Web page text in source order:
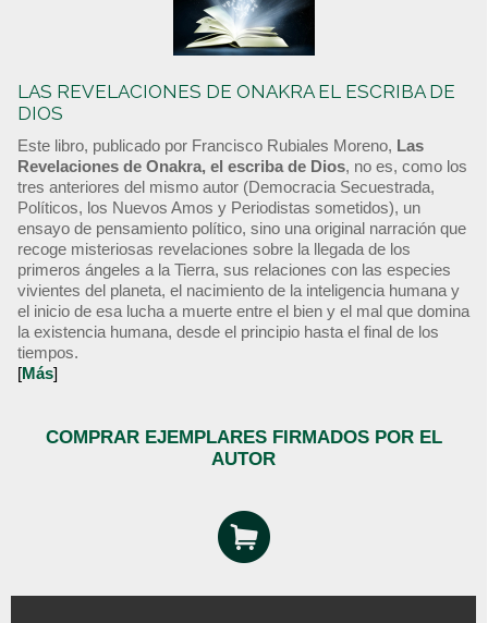
LAS REVELACIONES DE ONAKRA EL ESCRIBA DE
DIOS
Este libro, publicado por Francisco Rubiales Moreno, Las
Revelaciones de Onakra, el escriba de Dios, no es, como los
tres anteriores del mismo autor (Democracia Secuestrada,
Políticos, los Nuevos Amos y Periodistas sometidos), un
ensayo de pensamiento político, sino una original narración que
recoge misteriosas revelaciones sobre la llegada de los
primeros ángeles a la Tierra, sus relaciones con las especies
vivientes del planeta, el nacimiento de la inteligencia humana y
el inicio de esa lucha a muerte entre el bien y el mal que domina
la existencia humana, desde el principio hasta el final de los
tiempos.
[Más]
COMPRAR EJEMPLARES FIRMADOS POR EL
AUTOR